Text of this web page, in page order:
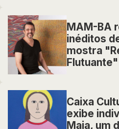
MAM-BA
inéditos
mostra
Flutuante"
Caixa
exibe
Maia, um